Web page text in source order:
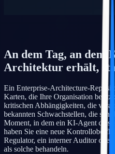
An dem Tag, an
Architektur erhält,
Ein Enterprise-Architecture-
Karten, die Ihre Organisation
kritischen Abhängigkeiten, die
bekannten Schwachstellen, die
Moment, in dem ein KI-Agent
haben Sie eine neue
Regulator, ein interner Auditor
als solche behandeln.